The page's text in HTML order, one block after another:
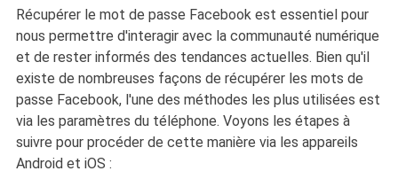
Récupérer le mot de passe Facebook est essentiel pour
nous permettre d'interagir avec la communauté numérique
et de rester informés des tendances actuelles. Bien qu'il
existe de nombreuses façons de récupérer les mots de
passe Facebook, l'une des méthodes les plus utilisées est
via les paramètres du téléphone. Voyons les étapes à
suivre pour procéder de cette manière via les appareils
Android et iOS :